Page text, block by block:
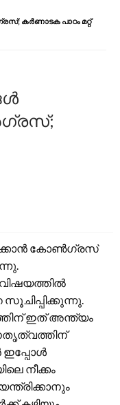
കർണാടക പാഠം മറ്റ്
കോൺഗ്രസ്
ഇത് അന്ത്യം
ഇപ്പോൾ
നീക്കം